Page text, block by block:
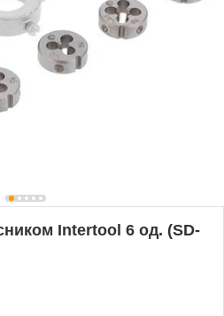
Intertool 6 од. (SD-